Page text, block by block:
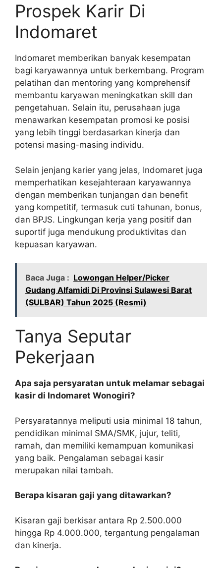
Prospek Karir Di
Indomaret
Indomaret memberikan banyak kesempatan
bagi karyawannya untuk berkembang. Program
pelatihan dan mentoring yang komprehensif
membantu karyawan meningkatkan skill dan
pengetahuan. Selain itu, perusahaan juga
menawarkan kesempatan promosi ke posisi
yang lebih tinggi berdasarkan kinerja dan
potensi masing-masing individu.
Selain jenjang karier yang jelas, Indomaret juga
memperhatikan kesejahteraan karyawannya
dengan memberikan tunjangan dan benefit
yang kompetitif, termasuk cuti tahunan, bonus,
dan BPJS. Lingkungan kerja yang positif dan
suportif juga mendukung produktivitas dan
kepuasan karyawan.
Baca Juga : Lowongan Helper/Picker
Gudang Alfamidi Di Provinsi Sulawesi Barat
(SULBAR) Tahun 2025 (Resmi)
Tanya Seputar
Pekerjaan
Apa saja persyaratan untuk melamar sebagai
kasir di Indomaret Wonogiri?
Persyaratannya meliputi usia minimal 18 tahun,
pendidikan minimal SMA/SMK, jujur, teliti,
ramah, dan memiliki kemampuan komunikasi
yang baik. Pengalaman sebagai kasir
merupakan nilai tambah.
Berapa kisaran gaji yang ditawarkan?
Kisaran gaji berkisar antara Rp 2.500.000
hingga Rp 4.000.000, tergantung pengalaman
dan kinerja.